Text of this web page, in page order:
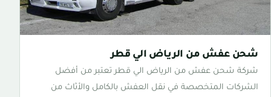
شحن عفش من الرياض الي قطر
شركة شحن عفش من الرياض الي قطر تعتبر من أفضل
الشركات المتخصصة في نقل العفش بالكامل والأثاث من